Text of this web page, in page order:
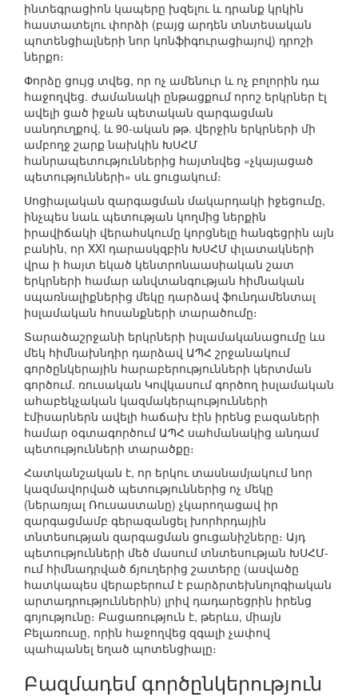
ինտեգրացիոն կապերը խզելու և դրանք կրկին
հաստատելու փորձի (բայց արդեն տնտեսական
պոտենցիալների նոր կոնֆիգուրացիայով) դրոշի
ներքո։
Փորձը ցույց տվեց, որ ոչ ամենուր և ոչ բոլորին դա
հաջողվեց. ժամանակի ընթացքում որոշ երկրներ էլ
ավելի ցած իջան պետական զարգացման
սանդուղքով, և 90-ական թթ. վերջին երկրների մի
ամբողջ շարք նախկին ԽՍՀՄ
հանրապետություններից հայտնվեց «չկայացած
պետությունների» սև ցուցակում։
Սոցիալական զարգացման մակարդակի իջեցումը,
ինչպես նաև պետության կողմից ներքին
իրավիճակի վերահսկումը կորցնելը հանգեցրին այն
բանին, որ XXI դարասկզբին ԽՍՀՄ փլատակների
վրա ի հայտ եկած կենտրոնաասիական շատ
երկրների համար անվտանգության հիմնական
սպառնալիքներից մեկը դարձավ ֆունդամենտալ
իսլամական հոսանքների տարածումը։
Տարածաշրջանի երկրների իսլամականացումը ևս
մեկ հիմնախնդիր դարձավ ԱՊՀ շրջանակում
գործընկերային հարաբերությունների կերտման
գործում. ռուսական Կովկասում գործող իսլամական
ահաբեկչական կազմակերպությունների
էմիսարներն ավելի հաճախ էին իրենց բազաների
համար օգտագործում ԱՊՀ սահմանակից անդամ
պետությունների տարածքը։
Հատկանշական է, որ երկու տասնամյակում նոր
կազմավորված պետություններից ոչ մեկը
(ներառյալ Ռուսաստանը) չկարողացավ իր
զարգացմամբ գերազանցել խորհրդային
տնտեսության զարգացման ցուցանիշները։ Այդ
պետությունների մեծ մասում տնտեսության ԽՍՀՄ-
ում հիմնադրված ճյուղերից շատերը (ասվածը
հատկապես վերաբերում է բարձրտեխնոլոգիական
արտադրություններին) լրիվ դադարեցրին իրենց
գոյությունը։ Բացառություն է, թերևս, միայն
Բելառուսը, որին հաջողվեց զգալի չափով
պահպանել եղած պոտենցիալը։
Բազմադեմ գործընկերություն